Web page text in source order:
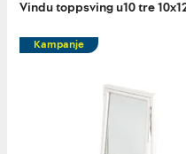
Vindu toppsving u10 tre
Kampanje